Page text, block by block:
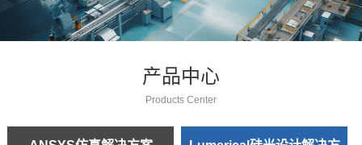
产品中心
Products Center